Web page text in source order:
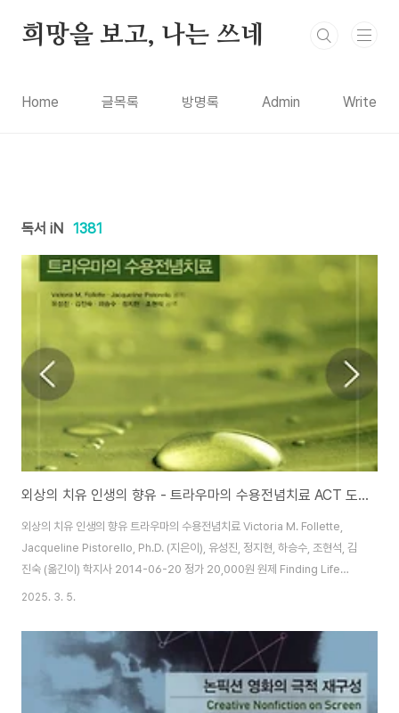
희망을 보고, 나는 쓰네
Home 글목록 방명록 Admin Write
독서 iN 1381
외상의 치유 인생의 향유 - 트라우마의 수용전념치료 ACT 도서 서평 리뷰
외상의 치유 인생의 향유 트라우마의 수용전념치료 Victoria M. Follette,
Jacqueline Pistorello, Ph.D. (지은이), 유성진, 정지현, 하승수, 조현석, 김
진숙 (옮긴이) 학지사 2014-06-20 정가 20,000원 원제 Finding Life
Beyond Trauma (2007년)수용전념 치료는 생각이나 감정같은것에 융합되
한 심리치료입니다.수용, 탈융합, 현존, 맥락으로써의 자기, 가치, 전념의 6가지
요소를 가지고 사람의 마음을 치료하는 방식입니다.이 책을 수용전념치료자를
위한 책은 아니고, 수용전념치료 ACT 방식을 트라우마에 적용한 워크북과 같
은 방식입니다.트라우마를 앓고 있는 분들에..
2025. 3. 5.